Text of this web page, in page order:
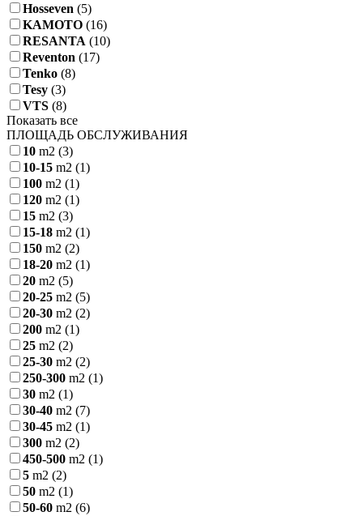
Hosseven (5)
KAMOTO (16)
RESANTA (10)
Reventon (17)
Tenko (8)
Tesy (3)
VTS (8)
Показать все
ПЛОЩАДЬ ОБСЛУЖИВАНИЯ
10 m2 (3)
10-15 m2 (1)
100 m2 (1)
120 m2 (1)
15 m2 (3)
15-18 m2 (1)
150 m2 (2)
18-20 m2 (1)
20 m2 (5)
20-25 m2 (5)
20-30 m2 (2)
200 m2 (1)
25 m2 (2)
25-30 m2 (2)
250-300 m2 (1)
30 m2 (1)
30-40 m2 (7)
30-45 m2 (1)
300 m2 (2)
450-500 m2 (1)
5 m2 (2)
50 m2 (1)
50-60 m2 (6)